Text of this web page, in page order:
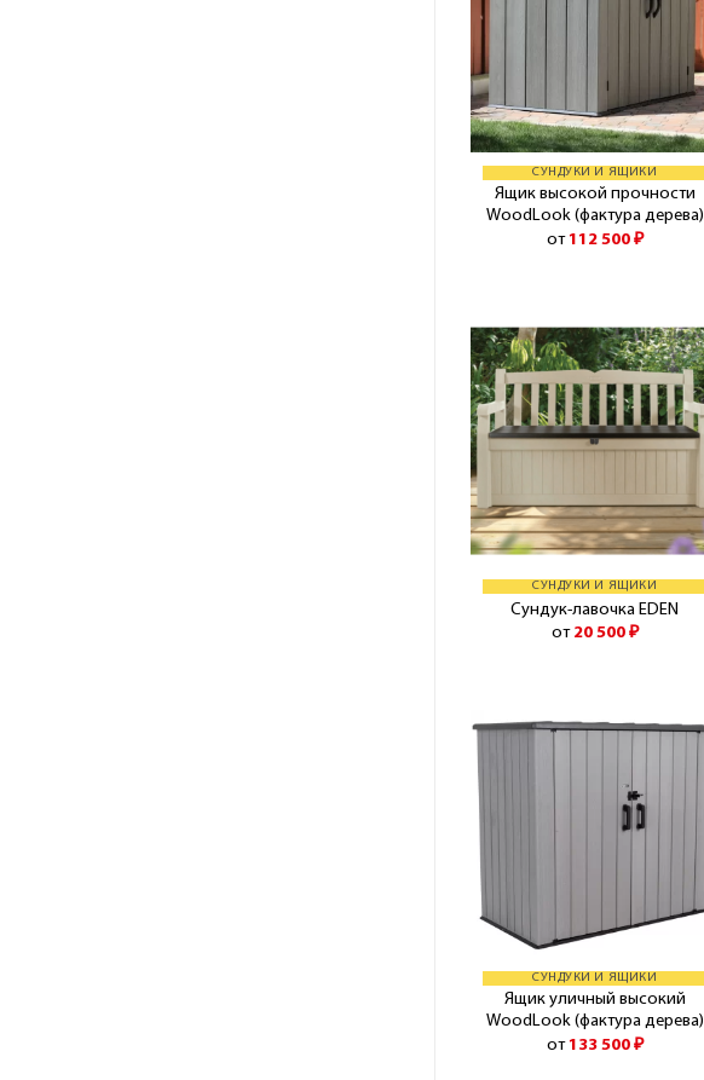
СУНДУКИ И ЯЩИКИ
Ящик высокой прочности
WoodLook (фактура дерева)
от 112 500 ₽
СУНДУКИ И ЯЩИКИ
Сундук-лавочка EDEN
от 20 500 ₽
СУНДУКИ И ЯЩИКИ
Ящик уличный высокий
WoodLook (фактура дерева)
от 133 500 ₽